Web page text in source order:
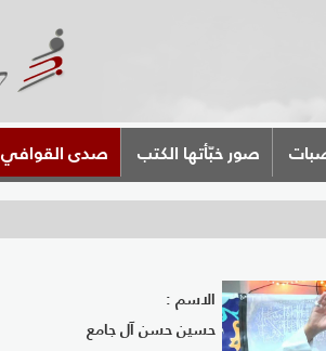
صور خبّأتها الكتب صدى القوافي
الاسم :
حسين حسن آل جامع